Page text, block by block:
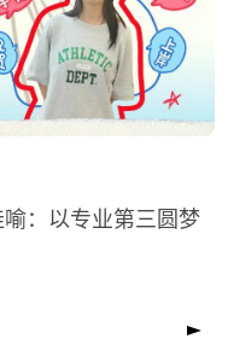
：以专业第三圆梦